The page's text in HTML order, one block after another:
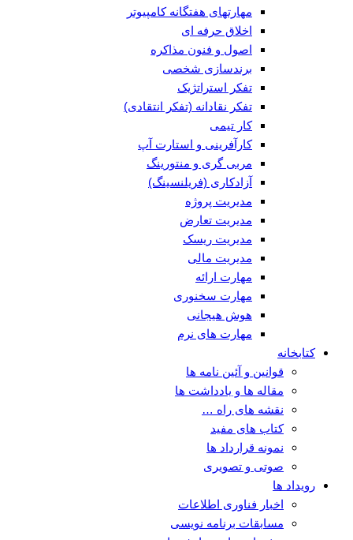
مهارتهای هفتگانه کامپیوتر
اخلاق حرفه ای
اصول و فنون مذاکره
برندسازی شخصی
تفکر استراتژیک
تفکر نقادانه (تفکر انتقادی)
کار تیمی
کارآفرینی و استارت آپ
مربی گری و منتورینگ
آزادکاری (فریلنسینگ)
مدیریت پروژه
مدیریت تعارض
مدیریت ریسک
مدیریت مالی
مهارت ارائه
مهارت سخنوری
هوش هیجانی
مهارت های نرم
کتابخانه
قوانین و آئین نامه ها
مقاله ها و یادداشت ها
نقشه های راه …
کتاب های مفید
نمونه قرارداد ها
صوتی و تصویری
رویداد ها
اخبار فناوری اطلاعات
مسابقات برنامه نویسی